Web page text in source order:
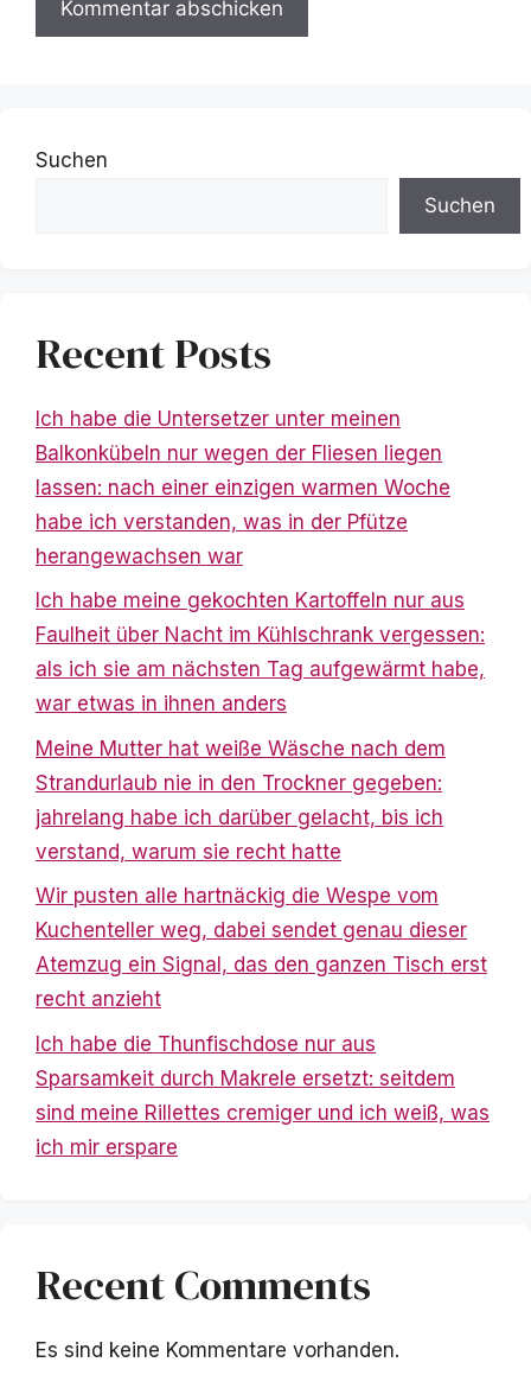
Suchen
Suchen
Recent Posts
Ich habe die Untersetzer unter meinen
Balkonkübeln nur wegen der Fliesen liegen
lassen: nach einer einzigen warmen Woche
habe ich verstanden, was in der Pfütze
herangewachsen war
Ich habe meine gekochten Kartoffeln nur aus
Faulheit über Nacht im Kühlschrank vergessen:
als ich sie am nächsten Tag aufgewärmt habe,
war etwas in ihnen anders
Meine Mutter hat weiße Wäsche nach dem
Strandurlaub nie in den Trockner gegeben:
jahrelang habe ich darüber gelacht, bis ich
verstand, warum sie recht hatte
Wir pusten alle hartnäckig die Wespe vom
Kuchenteller weg, dabei sendet genau dieser
Atemzug ein Signal, das den ganzen Tisch erst
recht anzieht
Ich habe die Thunfischdose nur aus
Sparsamkeit durch Makrele ersetzt: seitdem
sind meine Rillettes cremiger und ich weiß, was
ich mir erspare
Recent Comments
Es sind keine Kommentare vorhanden.